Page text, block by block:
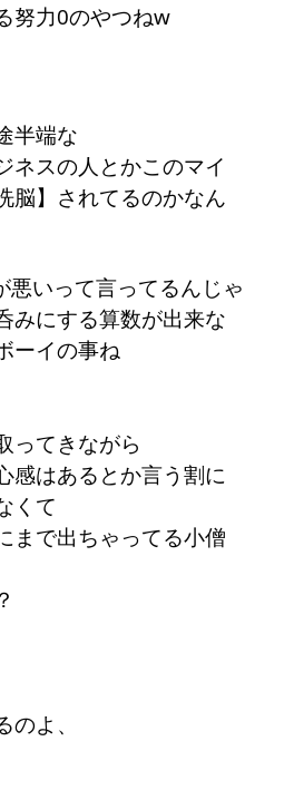
努力0のやつねw
半端な
ネスの人とかこのマイ
脳】されてるのかなん
いって言ってるんじゃ
みにする算数が出来な
ーイの事ね
ってきながら
感はあるとか言う割に
くて
まで出ちゃってる小僧
よ、